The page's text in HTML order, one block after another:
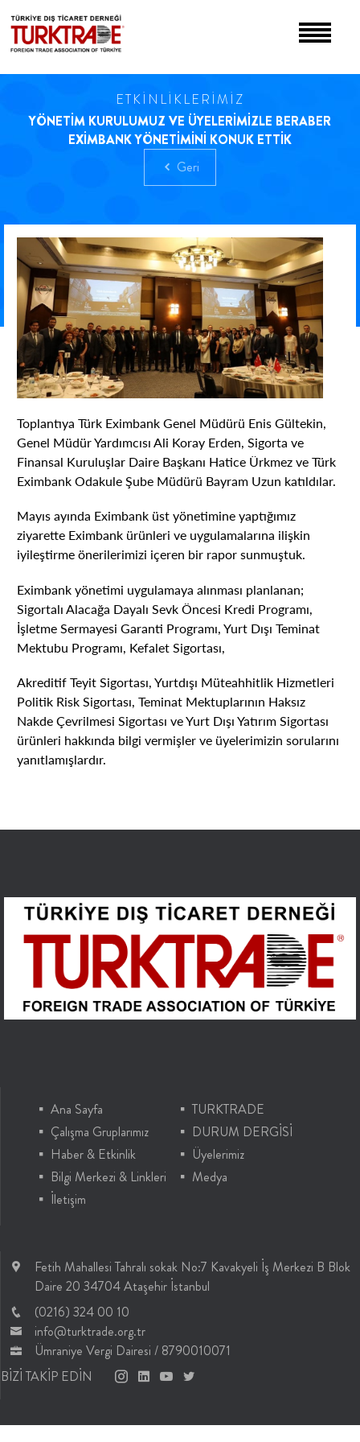
ETKİNLİKLERİMİZ
YÖNETİM KURULUMUZ VE ÜYELERİMİZLE BERABER
EXİMBANK YÖNETİMİNİ KONUK ETTİK
Geri
Toplantıya Türk Eximbank Genel Müdürü Enis Gültekin,
Genel Müdür Yardımcısı Ali Koray Erden, Sigorta ve
Finansal Kuruluşlar Daire Başkanı Hatice Ürkmez ve Türk
Eximbank Odakule Şube Müdürü Bayram Uzun katıldılar.
Mayıs ayında Eximbank üst yönetimine yaptığımız
ziyarette Eximbank ürünleri ve uygulamalarına ilişkin
iyileştirme önerilerimizi içeren bir rapor sunmuştuk.
Eximbank yönetimi uygulamaya alınması planlanan;
Sigortalı Alacağa Dayalı Sevk Öncesi Kredi Programı,
İşletme Sermayesi Garanti Programı, Yurt Dışı Teminat
Mektubu Programı, Kefalet Sigortası,
Akreditif Teyit Sigortası, Yurtdışı Müteahhitlik Hizmetleri
Politik Risk Sigortası, Teminat Mektuplarının Haksız
Nakde Çevrilmesi Sigortası ve Yurt Dışı Yatırım Sigortası
ürünleri hakkında bilgi vermişler ve üyelerimizin sorularını
yanıtlamışlardır.
Ana Sayfa
TURKTRADE
Çalışma Gruplarımız
DURUM DERGİSİ
Haber & Etkinlik
Üyelerimiz
Bilgi Merkezi & Linkleri
Medya
İletişim
Fetih Mahallesi Tahralı sokak No:7 Kavakyeli İş Merkezi B Blok
Daire 20 34704 Ataşehir İstanbul
(0216) 324 00 10
info@turktrade.org.tr
Ümraniye Vergi Dairesi / 8790010071
BİZİ TAKİP EDİN